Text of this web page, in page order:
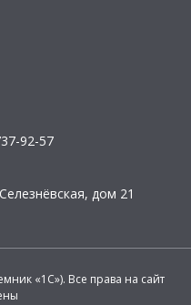
92-57
дом 21
«1С»). Все права на сайт